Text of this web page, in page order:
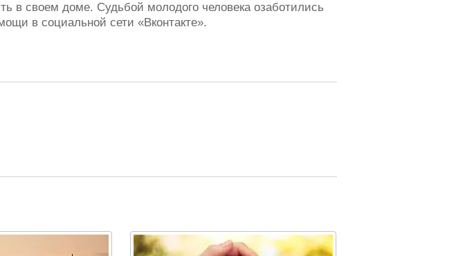
в своем доме. Судьбой молодого человека озаботились
в социальной сети «Вконтакте».